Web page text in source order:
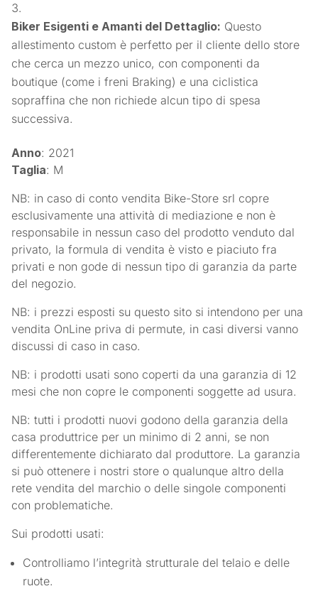
Biker Esigenti e Amanti del Dettaglio: Questo
allestimento custom è perfetto per il cliente dello store
che cerca un mezzo unico, con componenti da
boutique (come i freni Braking) e una ciclistica
sopraffina che non richiede alcun tipo di spesa
successiva.
Anno: 2021
Taglia: M
NB: in caso di conto vendita Bike-Store srl copre
esclusivamente una attività di mediazione e non è
responsabile in nessun caso del prodotto venduto dal
privato, la formula di vendita è visto e piaciuto fra
privati e non gode di nessun tipo di garanzia da parte
del negozio.
NB: i prezzi esposti su questo sito si intendono per una
vendita OnLine priva di permute, in casi diversi vanno
discussi di caso in caso.
NB: i prodotti usati sono coperti da una garanzia di 12
mesi che non copre le componenti soggette ad usura.
NB: tutti i prodotti nuovi godono della garanzia della
casa produttrice per un minimo di 2 anni, se non
differentemente dichiarato dal produttore. La garanzia
si può ottenere i nostri store o qualunque altro della
rete vendita del marchio o delle singole componenti
con problematiche.
Sui prodotti usati:
Controlliamo l’integrità strutturale del telaio e delle
ruote.